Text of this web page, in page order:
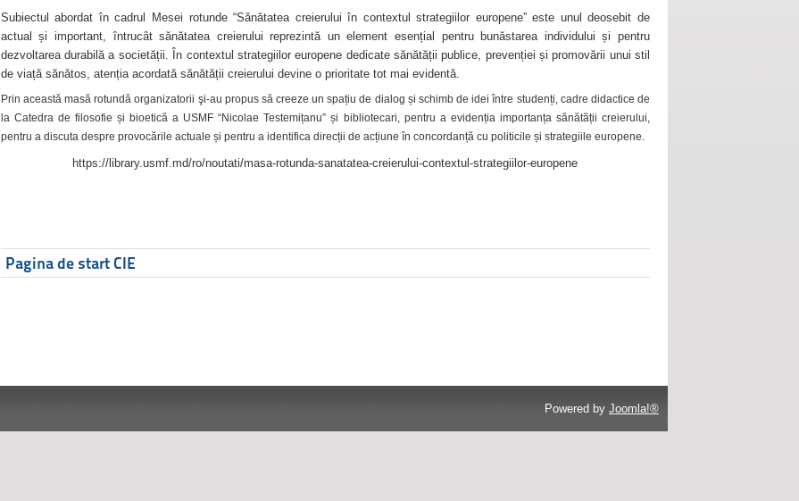
Subiectul abordat în cadrul Mesei rotunde “Sănătatea creierului în contextul strategiilor europene” este unul deosebit de
actual și important, întrucât sănătatea creierului reprezintă un element esențial pentru bunăstarea individului și pentru
dezvoltarea durabilă a societății. În contextul strategiilor europene dedicate sănătății publice, prevenției și promovării unui stil
de viață sănătos, atenția acordată sănătății creierului devine o prioritate tot mai evidentă.
Prin această masă rotundă organizatorii şi-au propus să creeze un spațiu de dialog și schimb de idei între studenți, cadre didactice de
la Catedra de filosofie și bioetică a USMF “Nicolae Testemițanu” și bibliotecari, pentru a evidenția importanța sănătății creierului,
pentru a discuta despre provocările actuale și pentru a identifica direcții de acțiune în concordanță cu politicile și strategiile europene.
https://library.usmf.md/ro/noutati/masa-rotunda-sanatatea-creierului-contextul-strategiilor-europene
Pagina de start CIE
Powered by Joomla!®